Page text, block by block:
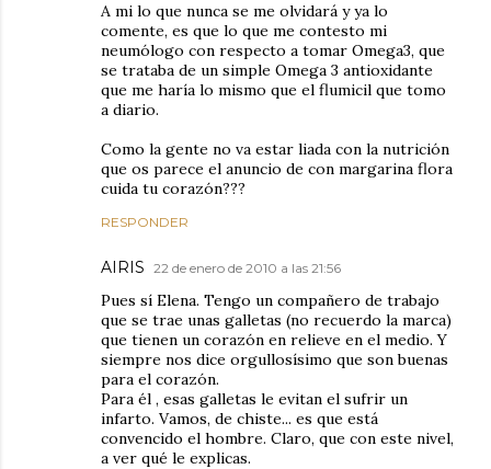
A mi lo que nunca se me olvidará y ya lo
comente, es que lo que me contesto mi
neumólogo con respecto a tomar Omega3, que
se trataba de un simple Omega 3 antioxidante
que me haría lo mismo que el flumicil que tomo
a diario.
Como la gente no va estar liada con la nutrición
que os parece el anuncio de con margarina flora
cuida tu corazón???
RESPONDER
AIRIS 22 de enero de 2010 a las 21:56
Pues sí Elena. Tengo un compañero de trabajo
que se trae unas galletas (no recuerdo la marca)
que tienen un corazón en relieve en el medio. Y
siempre nos dice orgullosísimo que son buenas
para el corazón.
Para él , esas galletas le evitan el sufrir un
infarto. Vamos, de chiste... es que está
convencido el hombre. Claro, que con este nivel,
a ver qué le explicas.